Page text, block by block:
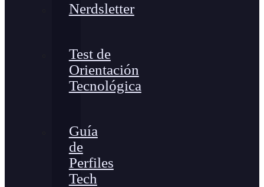
Nerdsletter
Test de
Orientación
Tecnológica
Guía
de
Perfiles
Tech